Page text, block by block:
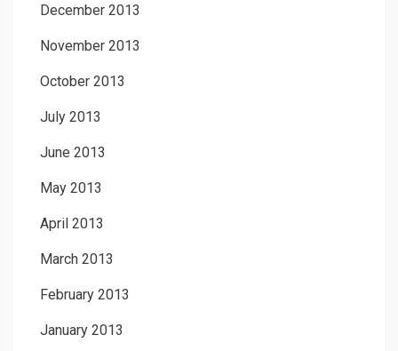
December 2013
November 2013
October 2013
July 2013
June 2013
May 2013
April 2013
March 2013
February 2013
January 2013